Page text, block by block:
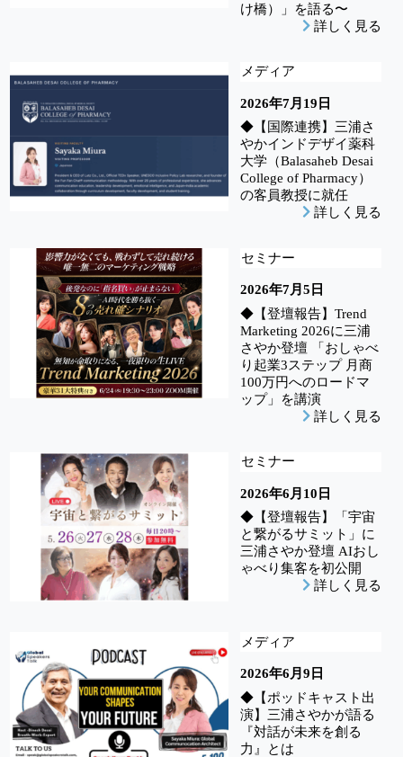
け橋）」を語る〜
詳しく見る
メディア
2026年7月19日
◆【国際連携】三浦さ
やかインドデザイ薬科
大学（Balasaheb Desai
College of Pharmacy）
の客員教授に就任
詳しく見る
セミナー
2026年7月5日
◆【登壇報告】Trend
Marketing 2026に三浦
さやか登壇 「おしゃべ
り起業3ステップ 月商
100万円へのロードマ
ップ」を講演
詳しく見る
セミナー
2026年6月10日
◆【登壇報告】「宇宙
と繋がるサミット」に
三浦さやか登壇 AIおし
ゃべり集客を初公開
詳しく見る
メディア
2026年6月9日
◆【ポッドキャスト出
演】三浦さやかが語る
『対話が未来を創る
力』とは